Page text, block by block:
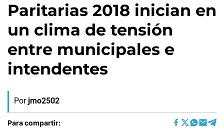
Paritarias 2018 inician en
un clima de tensión
entre municipales e
intendentes
Por jmo2502
Para compartir: